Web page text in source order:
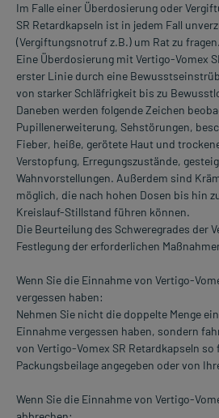
Im Falle einer Überdosierung oder
SR Retardkapseln ist in jedem Fall
(Vergiftungsnotruf z.B.) um Rat zu fragen.
Eine Überdosierung mit Vertigo-Vomex
erster Linie durch eine
von starker Schläfrigkeit bis zu
Daneben werden folgende Zeichen
Pupillenerweiterung, Sehstörungen,
Fieber, heiße, gerötete Haut und
Verstopfung, Erregungszustände,
Wahnvorstellungen. Außerdem sind
möglich, die nach hohen Dosen bis hin
Kreislauf-Stillstand führen können.
Die Beurteilung des Schweregrades der
Festlegung der erforderlichen
Wenn Sie die Einnahme von Vertigo-
vergessen haben:
Nehmen Sie nicht die doppelte Menge
Einnahme vergessen haben, sondern
von Vertigo-Vomex SR Retardkapseln
Packungsbeilage angegeben oder von
Wenn Sie die Einnahme von Vertigo-